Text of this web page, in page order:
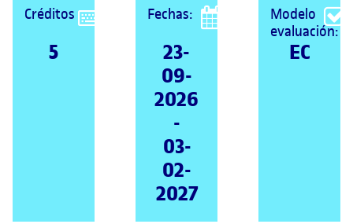
Créditos
5
Fechas:
23-
09-
2026
-
03-
02-
2027
Modelo
evaluación:
EC